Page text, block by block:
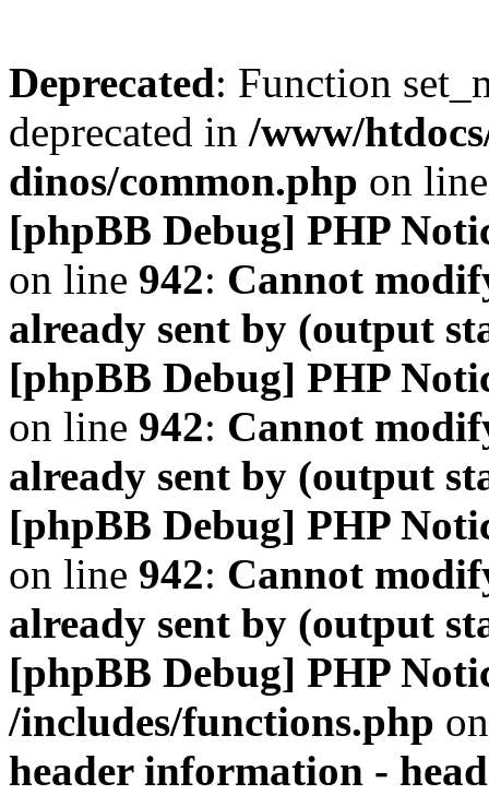
Deprecated: Function
deprecated in /www/
dinos/common.php on
[phpBB Debug] PHP
on line 942: Cannot
already sent by (output
[phpBB Debug] PHP
on line 942: Cannot
already sent by (output
[phpBB Debug] PHP
on line 942: Cannot
already sent by (output
[phpBB Debug] PHP
/includes/functions.php
header information -